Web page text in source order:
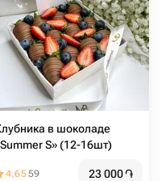
в шоколаде
S» (12-16шт)
4.6559 23 000֏